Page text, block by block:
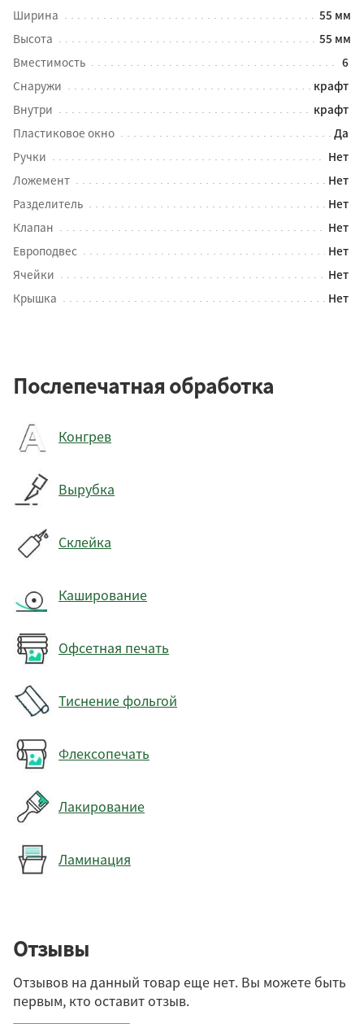
Ширина
55 мм
Высота
55 мм
Вместимость
6
Снаружи
крафт
Внутри
крафт
Пластиковое окно
Да
Ручки
Нет
Ложемент
Нет
Разделитель
Нет
Клапан
Нет
Европодвес
Нет
Ячейки
Нет
Крышка
Нет
Послепечатная обработка
Конгрев
Вырубка
Склейка
Каширование
Офсетная печать
Тиснение фольгой
Флексопечать
Лакирование
Ламинация
Отзывы
Отзывов на данный товар еще нет. Вы можете быть
первым, кто оставит отзыв.